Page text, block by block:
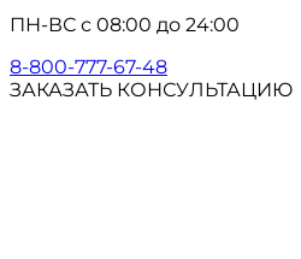
ПН-ВС с 08:00 до 24:00
8-800-777-67-48
ЗАКАЗАТЬ КОНСУЛЬТАЦИЮ